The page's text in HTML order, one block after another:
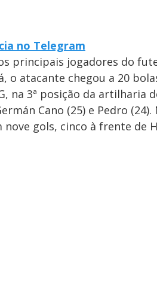
no Telegram
principais jogadores do
o atacante chegou a 20
na 3ª posição da artilharia
Cano (25) e Pedro
gols, cinco à frente de